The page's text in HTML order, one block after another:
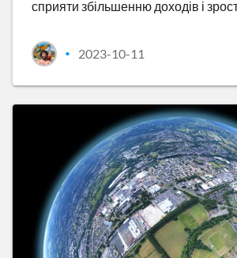
сприяти збільшенню доходів і
• 2023-10-11